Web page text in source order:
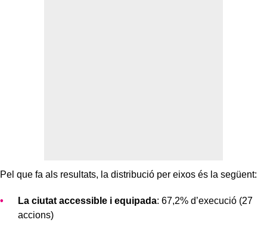
Pel que fa als resultats, la distribució per eixos és la següent:
La ciutat accessible i equipada: 67,2% d’execució (27
accions)